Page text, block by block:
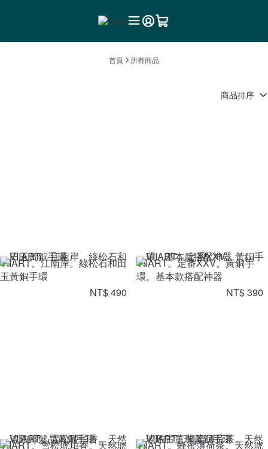
首頁 所有商品
商品排序
VIIART。江南岸。綠松石和田
玉黃銅手環
NT$ 490
VIIART。定番XXV。黃銅手
環。基本款搭配神器
NT$ 390
VIIART。雪松琥珀香。天然琥
VIIART。蜂蜜薄荷茶。天然琥